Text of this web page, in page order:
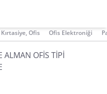
Kırtasiye, Ofis Ofis Elektroniği